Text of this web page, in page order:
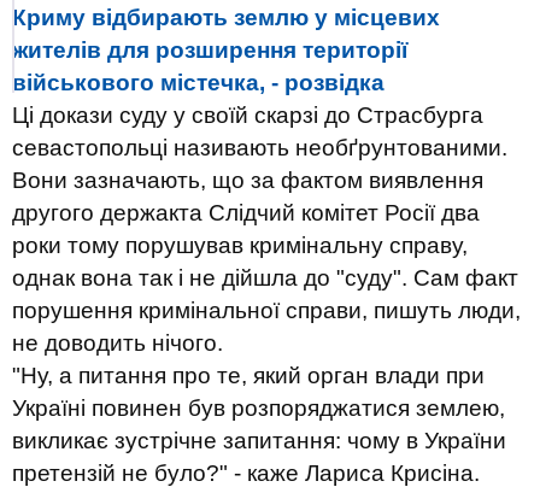
Криму відбирають землю у місцевих
жителів для розширення території
військового містечка, - розвідка
Ці докази суду у своїй скарзі до Страсбурга
севастопольці називають необґрунтованими.
Вони зазначають, що за фактом виявлення
другого держакта Слідчий комітет Росії два
роки тому порушував кримінальну справу,
однак вона так і не дійшла до "суду". Сам факт
порушення кримінальної справи, пишуть люди,
не доводить нічого.
"Ну, а питання про те, який орган влади при
Україні повинен був розпоряджатися землею,
викликає зустрічне запитання: чому в України
претензій не було?" - каже Лариса Крисіна.